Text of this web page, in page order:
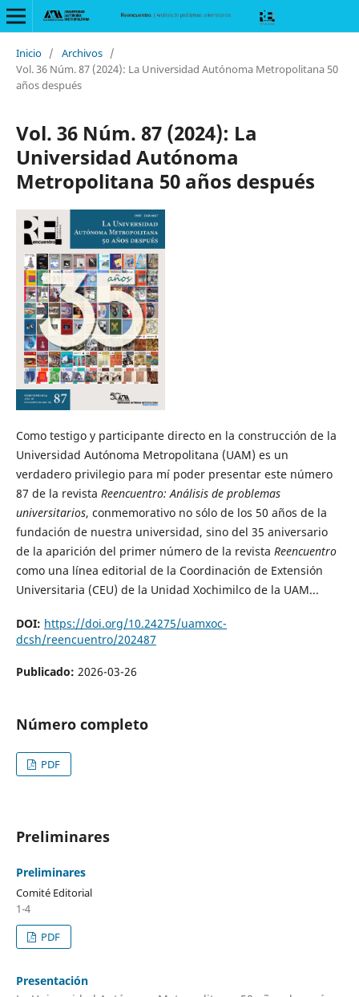
Inicio / Archivos /
Vol. 36 Núm. 87 (2024): La Universidad Autónoma Metropolitana 50
años después
Vol. 36 Núm. 87 (2024): La
Universidad Autónoma
Metropolitana 50 años después
Como testigo y participante directo en la construcción de la
Universidad Autónoma Metropolitana (UAM) es un
verdadero privilegio para mí poder presentar este número
87 de la revista Reencuentro: Análisis de problemas
universitarios, conmemorativo no sólo de los 50 años de la
fundación de nuestra universidad, sino del 35 aniversario
de la aparición del primer número de la revista Reencuentro
como una línea editorial de la Coordinación de Extensión
Universitaria (CEU) de la Unidad Xochimilco de la UAM...
DOI: https://doi.org/10.24275/uamxoc-
dcsh/reencuentro/202487
Publicado: 2026-03-26
Número completo
PDF
Preliminares
Preliminares
Comité Editorial
1-4
PDF
Presentación